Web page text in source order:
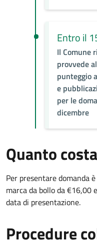
Entro il
Il Comune
provvede
punteggio
e
per le
dicembre
Quanto costa
Per presentare domanda
marca da bollo da €16,00
data di presentazione.
Procedure